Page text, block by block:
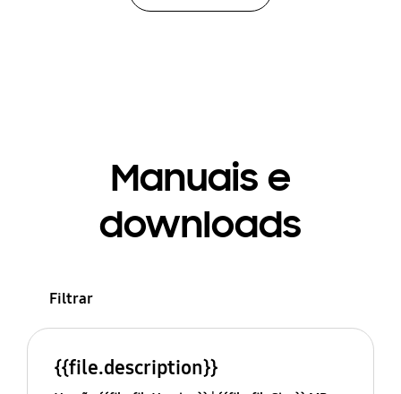
Manuais e
downloads
Filtrar
{{file.description}}